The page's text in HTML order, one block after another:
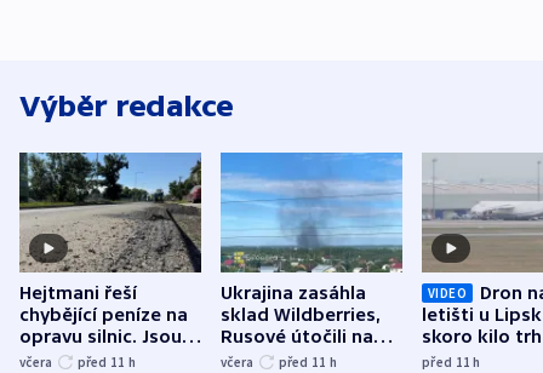
Výběr redakce
Hejtmani řeší
chybějící peníze na
opravu silnic. Jsou
nenárokové, namítá
včera před 11 h
Ukrajina zasáhla
sklad Wildberries,
Rusové útočili na
trh, hasiče či
včera před 11 h
VIDEO
Dron
letišti u
skoro kilo
indicie
před 11h